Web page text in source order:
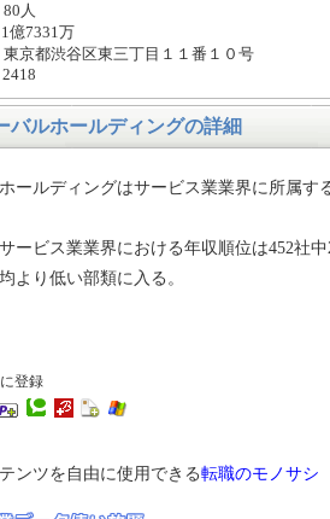
80人
1億7331万
東京都渋谷区東三丁目１１番１０号
2418
バルホールディングの詳細
ールディングはサービス業業界に所属す
ービス業業界における年収順位は452社中
より低い部類に入る。
登録
ンツを自由に使用できる転職のモノサシ